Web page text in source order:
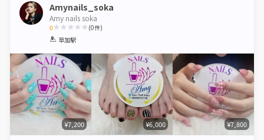
Amynails_soka
Amy nails soka
0
1 2 3 4
(0件)
草加駅
¥7,200 ¥6,000 ¥7,800